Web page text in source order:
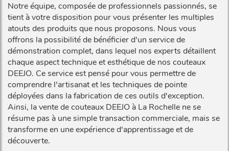
Notre équipe, composée de professionnels passionnés, se
tient à votre disposition pour vous présenter les multiples
atouts des produits que nous proposons. Nous vous
offrons la possibilité de bénéficier d'un service de
démonstration complet, dans lequel nos experts détaillent
chaque aspect technique et esthétique de nos couteaux
DEEJO. Ce service est pensé pour vous permettre de
comprendre l'artisanat et les techniques de pointe
déployées dans la fabrication de ces outils d'exception.
Ainsi, la vente de couteaux DEEJO à La Rochelle ne se
résume pas à une simple transaction commerciale, mais se
transforme en une expérience d'apprentissage et de
découverte.